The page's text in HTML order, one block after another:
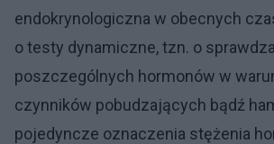
endokrynologiczna w obecnych
o testy dynamiczne, tzn. o
poszczególnych hormonów w
czynników pobudzających bądź
pojedyncze oznaczenia stężenia